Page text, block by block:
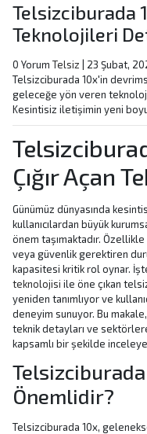
Telsizciburada
Teknolojileri
0 Yorum Telsiz
23 Şubat,
Telsizciburada 10x'in
geleceğe yön veren
Kesintisiz iletişimin yeni
Çığır Açan
Günümüz dünyasında
kullanıcılardan büyük
önem taşımaktadır.
veya güvenlik gerektiren
kapasitesi kritik rol oynar.
teknolojisi ile öne çıkan
yeniden tanımlıyor ve
deneyim sunuyor. Bu
teknik detayları ve
kapsamlı bir şekilde
Önemlidir?
Telsizciburada 10x,